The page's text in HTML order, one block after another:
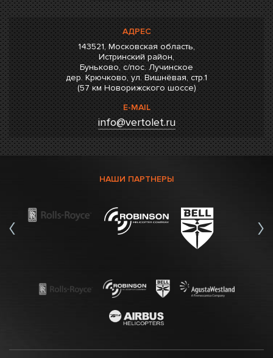
АДРЕС
143521, Московская область,
Истринский район,
Буньково, с/пос. Лучинское
дер. Крючково, ул. Вишнёвая, стр.1
(57 км Новорижского шоссе)
E-MAIL
info@vertolet.ru
НАШИ ПАРТНЕРЫ